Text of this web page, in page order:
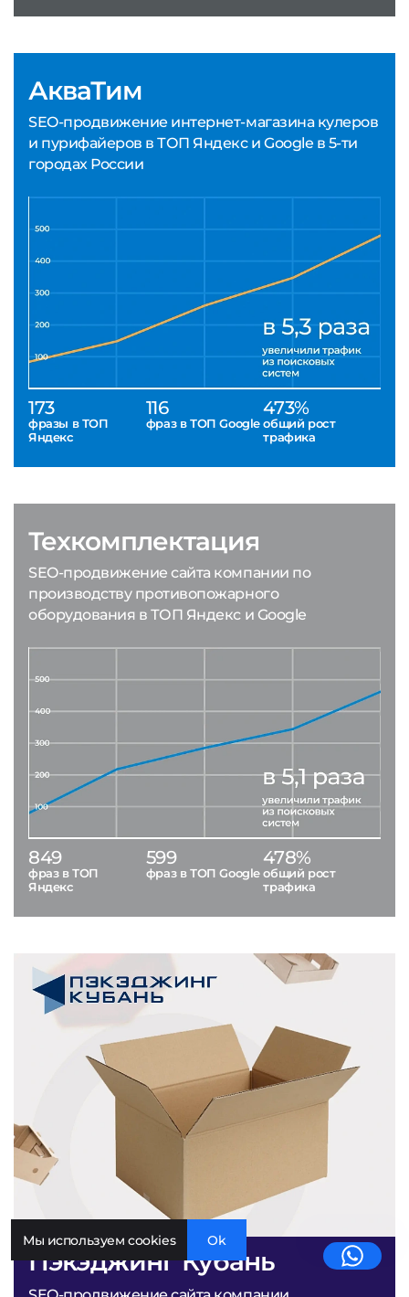
АкваТим
SEO-продвижение интернет-магазина кулеров
и пурифайеров в ТОП Яндекс и Google в 5-ти
городах России
173
фразы в ТОП
Яндекс
116
фраз в ТОП Google
473%
общий рост
трафика
Пэкэджинг Кубань
Техкомплектация
SEO-продвижение сайта компании по
производству противопожарного
оборудования в ТОП Яндекс и Google
849
фраз в ТОП
Яндекс
599
фраз в ТОП Google
478%
общий рост
трафика
Мы используем cookies Ok